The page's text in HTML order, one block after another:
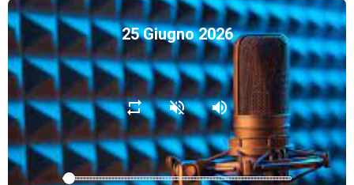
25 Giugno 2026
repeat volume_off volume_up